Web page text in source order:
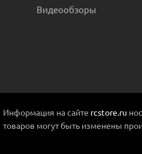
Видеообзоры
Информация на сайте rcstore.ru
товаров могут быть изменены